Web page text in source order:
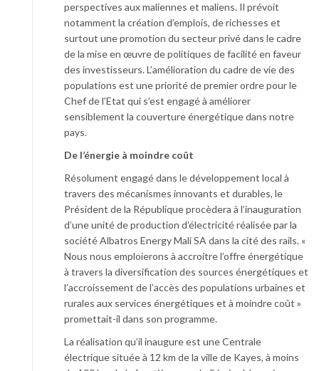
perspectives aux maliennes et maliens. Il prévoit
notamment la création d’emplois, de richesses et
surtout une promotion du secteur privé dans le cadre
de la mise en œuvre de politiques de facilité en faveur
des investisseurs. L’amélioration du cadre de vie des
populations est une priorité de premier ordre pour le
Chef de l’Etat qui s’est engagé à améliorer
sensiblement la couverture énergétique dans notre
pays.
De l’énergie à moindre coût
Résolument engagé dans le développement local à
travers des mécanismes innovants et durables, le
Président de la République procèdera à l’inauguration
d’une unité de production d’électricité réalisée par la
société Albatros Energy Mali SA dans la cité des rails. «
Nous nous emploierons à accroitre l’offre énergétique
à travers la diversification des sources énergétiques et
l’accroissement de l’accès des populations urbaines et
rurales aux services énergétiques et à moindre coût »
promettait-il dans son programme.
La réalisation qu’il inaugure est une Centrale
électrique située à 12 km de la ville de Kayes, à moins